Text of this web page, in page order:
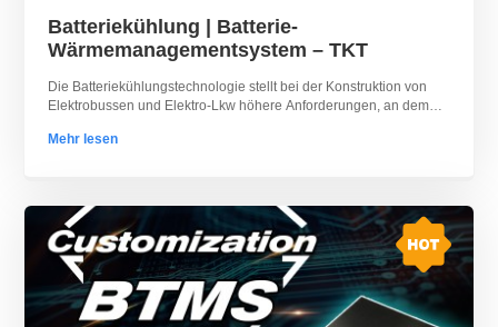
Batteriekühlung | Batterie-
Wärmemanagementsystem – TKT
Die Batteriekühlungstechnologie stellt bei der Konstruktion von
Elektrobussen und Elektro-Lkw höhere Anforderungen, an dem
Mehr lesen